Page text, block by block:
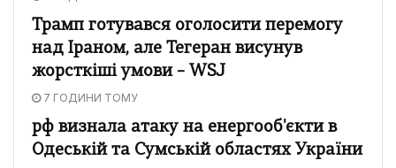
Трамп готувався оголосити перемогу
над Іраном, але Тегеран висунув
жорсткіші умови – WSJ
7 ГОДИНИ ТОМУ
рф визнала атаку на енергооб'єкти в
Одеській та Сумській областях України